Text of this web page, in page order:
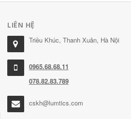
LIÊN HỆ
Triều Khúc, Thanh Xuân, Hà Nội
0965.68.68.11
078.82.83.789
cskh@lumtics.com